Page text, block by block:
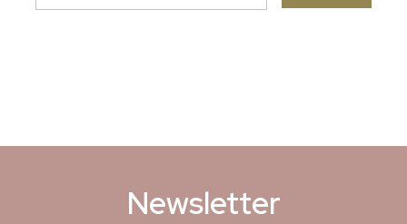
tapete evita o acúmulo de
livre de alérgenos de forma
Newsletter